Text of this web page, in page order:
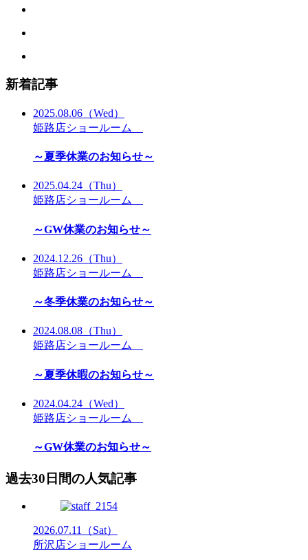
新着記事
2025.08.06 （Wed）
姫路店ショールーム
～夏季休業のお知らせ～
2025.04.24 （Thu）
姫路店ショールーム
～GW休業のお知らせ～
2024.12.26 （Thu）
姫路店ショールーム
～冬季休業のお知らせ～
2024.08.08 （Thu）
姫路店ショールーム
～夏季休暇のお知らせ～
2024.04.24 （Wed）
姫路店ショールーム
～GW休業のお知らせ～
過去30日間の人気記事
2026.07.11
（Sat）
所沢店ショールーム